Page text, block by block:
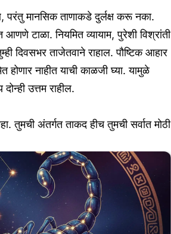
परंतु मानसिक ताणाकडे दुर्लक्ष करू नका.
टाळा. नियमित व्यायाम, पुरेशी विश्रांती
दिवसभर ताजेतवाने राहाल. पौष्टिक आहार
होणार नाहीत याची काळजी घ्या. यामुळे
उत्तम राहील.
तुमची अंतर्गत ताकद हीच तुमची सर्वात मोठी